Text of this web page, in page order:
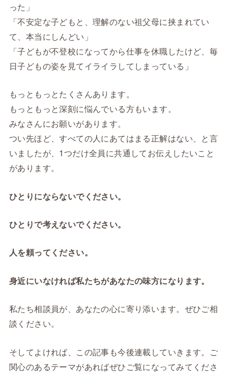
った」
「不安定な子どもと、理解のない祖父母に挟まれてい
て、本当にしんどい」
「子どもが不登校になってから仕事を休職したけど、毎
日子どもの姿を見てイライラしてしまっている」
もっともっとたくさんあります。
もっともっと深刻に悩んでいる方もいます。
みなさんにお願いがあります。
つい先ほど、すべての人にあてはまる正解はない、と言
いましたが、1つだけ全員に共通してお伝えしたいこと
があります。
ひとりにならないでください。
ひとりで考えないでください。
人を頼ってください。
身近にいなければ私たちがあなたの味方になります。
私たち相談員が、あなたの心に寄り添います。ぜひご相
談ください。
そしてよければ、この記事も今後連載していきます。ご
関心のあるテーマがあればぜひご覧になってみてくださ